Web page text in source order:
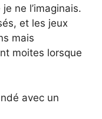
ne l’imaginais.
et les jeux
mais
moites lorsque
avec un